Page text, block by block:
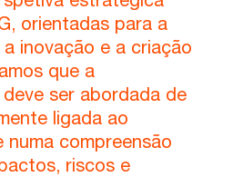
orientadas para a
inovação e a criação
que a
ser abordada de
ligada ao
numa compreensão
riscos e